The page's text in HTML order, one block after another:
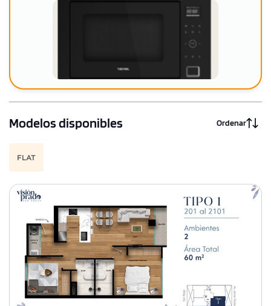
Modelos disponibles Ordenar
FLAT